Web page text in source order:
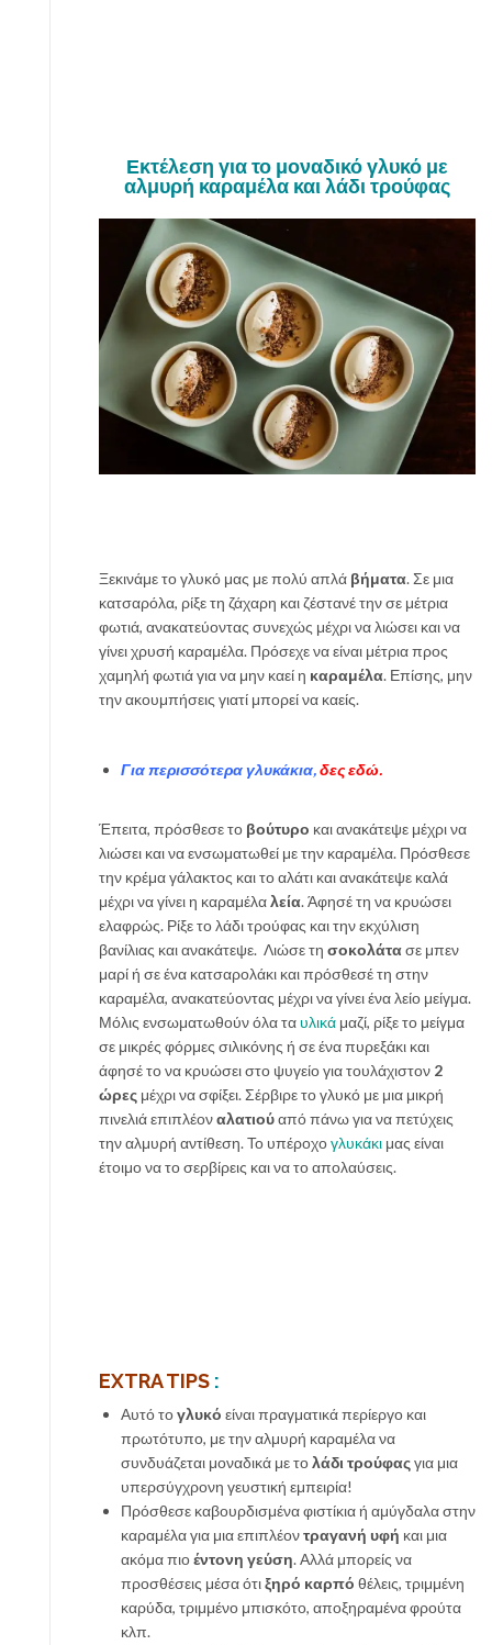
Εκτέλεση για το μοναδικό γλυκό με
αλμυρή καραμέλα και λάδι τρούφας
Ξεκινάμε το γλυκό μας με πολύ απλά βήματα. Σε μια
κατσαρόλα, ρίξε τη ζάχαρη και ζέστανέ την σε μέτρια
φωτιά, ανακατεύοντας συνεχώς μέχρι να λιώσει και να
γίνει χρυσή καραμέλα. Πρόσεχε να είναι μέτρια προς
χαμηλή φωτιά για να μην καεί η καραμέλα. Επίσης, μην
την ακουμπήσεις γιατί μπορεί να καείς.
Για περισσότερα γλυκάκια,δες εδώ.
Έπειτα, πρόσθεσε το βούτυρο και ανακάτεψε μέχρι να
λιώσει και να ενσωματωθεί με την καραμέλα. Πρόσθεσε
την κρέμα γάλακτος και το αλάτι και ανακάτεψε καλά
μέχρι να γίνει η καραμέλαλεία. Άφησέ τη να κρυώσει
ελαφρώς. Ρίξε το λάδι τρούφας και την εκχύλιση
βανίλιας και ανακάτεψε. Λιώσε τη σοκολάτασε μπεν
μαρί ή σε ένα κατσαρολάκι και πρόσθεσέ τη στην
καραμέλα, ανακατεύοντας μέχρι να γίνει ένα λείο μείγμα.
Μόλις ενσωματωθούν όλα ταυλικά μαζί, ρίξε το μείγμα
σε μικρές φόρμες σιλικόνης ή σε ένα πυρεξάκι και
άφησέ το να κρυώσει στο ψυγείο για τουλάχιστον 2
ώρες μέχρι να σφίξει.Σέρβιρε το γλυκό με μια μικρή
πινελιά επιπλέοναλατιούαπό πάνω για να πετύχεις
την αλμυρή αντίθεση.Το υπέροχογλυκάκι μας είναι
έτοιμο να το σερβίρεις και να το απολαύσεις.
EXTRA TIPS :
Αυτό τογλυκό είναι πραγματικά περίεργο και
πρωτότυπο, με την αλμυρή καραμέλα να
συνδυάζεται μοναδικά με τολάδι τρούφαςγια μια
υπερσύγχρονη γευστική εμπειρία!
Πρόσθεσε καβουρδισμένα φιστίκια ή αμύγδαλα στην
καραμέλα για μια επιπλέοντραγανή υφή και μια
ακόμα πιοέντονη γεύση.Αλλά μπορείς να
προσθέσεις μέσα ότιξηρό καρπό θέλεις, τριμμένη
καρύδα, τριμμένο μπισκότο, αποξηραμένα φρούτα
κλπ.